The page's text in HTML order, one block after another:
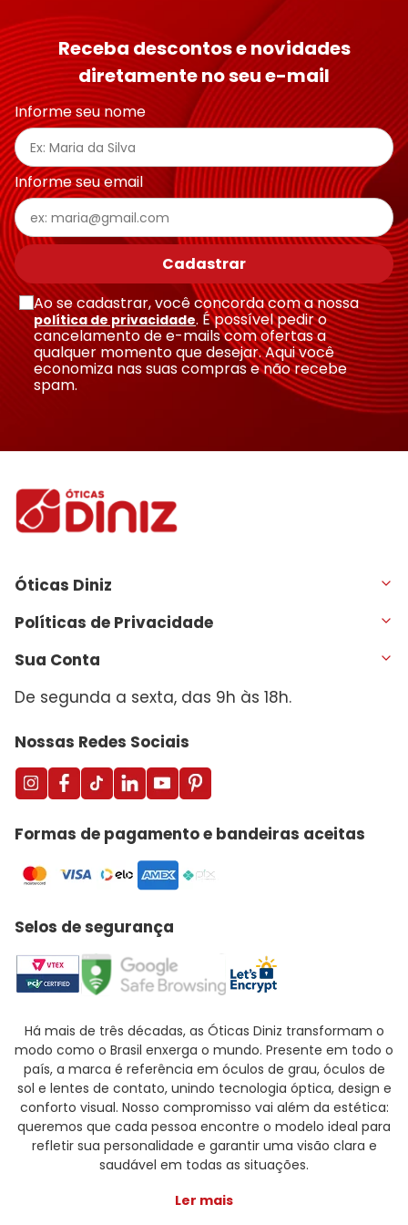
Receba descontos e novidades
diretamente no seu e-mail
Informe seu nome
Informe seu email
Cadastrar
Ao se cadastrar, você concorda com a nossa
política de privacidade. É possível pedir o
cancelamento de e-mails com ofertas a
qualquer momento que desejar. Aqui você
economiza nas suas compras e não recebe
spam.
Óticas Diniz
Políticas de Privacidade
Sua Conta
De segunda a sexta, das 9h às 18h.
Nossas Redes Sociais
Formas de pagamento e bandeiras aceitas
Selos de segurança
Há mais de três décadas, as Óticas Diniz transformam o
modo como o Brasil enxerga o mundo. Presente em todo o
país, a marca é referência em óculos de grau, óculos de
sol e lentes de contato, unindo tecnologia óptica, design e
conforto visual. Nosso compromisso vai além da estética:
queremos que cada pessoa encontre o modelo ideal para
refletir sua personalidade e garantir uma visão clara e
saudável em todas as situações.
Ler mais